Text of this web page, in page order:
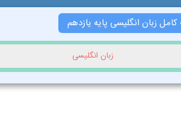
کامل زبان انگلیسی پایه یازدهم
زبان انگلیسی